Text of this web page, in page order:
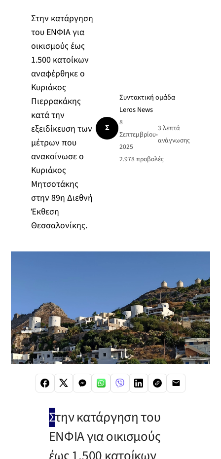
Στην κατάργηση
του ΕΝΦΙΑ για
οικισμούς έως
1.500 κατοίκων
αναφέρθηκε ο
Κυριάκος
Πιερρακάκης
κατά την
εξειδίκευση των
μέτρων που
ανακοίνωσε ο
Κυριάκος
Μητσοτάκης
στην 89η Διεθνή
Έκθεση
Θεσσαλονίκης.
Σ
Συντακτική ομάδα
Leros News
8
Σεπτεμβρίου
2025
•
3 λεπτά
ανάγνωσης
2.978 προβολές
Στην κατάργηση του
ΕΝΦΙΑ για οικισμούς